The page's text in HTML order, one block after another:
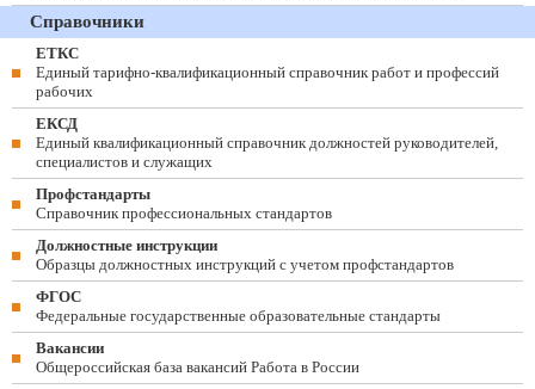
Справочники
ЕТКС
Единый тарифно-квалификационный справочник работ и профессий
рабочих
ЕКСД
Единый квалификационный справочник должностей руководителей,
специалистов и служащих
Профстандарты
Справочник профессиональных стандартов
Должностные инструкции
Образцы должностных инструкций с учетом профстандартов
ФГОС
Федеральные государственные образовательные стандарты
Вакансии
Общероссийская база вакансий Работа в России